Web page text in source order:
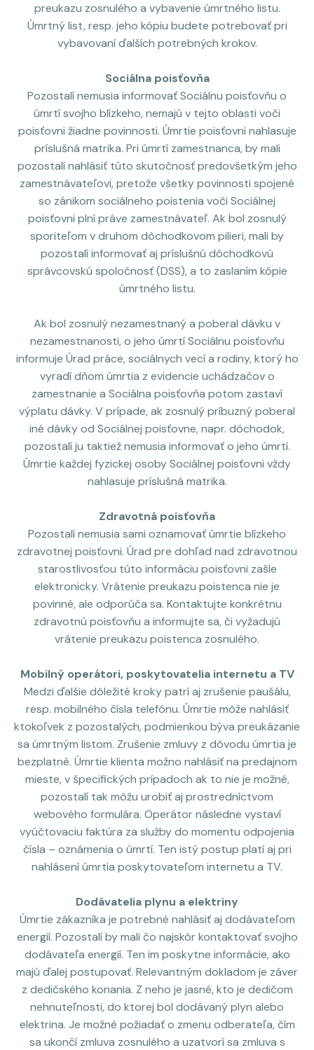
preukazu zosnulého a vybavenie úmrtného listu.
Úmrtný list, resp. jeho kópiu budete potrebovať pri
vybavovaní ďalších potrebných krokov.
Sociálna poisťovňa
Pozostalí nemusia informovať Sociálnu poisťovňu o
úmrtí svojho blízkeho, nemajú v tejto oblasti voči
poisťovni žiadne povinnosti. Úmrtie poisťovni nahlasuje
príslušná matrika. Pri úmrtí zamestnanca, by mali
pozostalí nahlásiť túto skutočnosť predovšetkým jeho
zamestnávateľovi, pretože všetky povinnosti spojené
so zánikom sociálneho poistenia voči Sociálnej
poisťovni plní práve zamestnávateľ. Ak bol zosnulý
sporiteľom v druhom dôchodkovom pilieri, mali by
pozostalí informovať aj príslušnú dôchodkovú
správcovskú spoločnosť (DSS), a to zaslaním kópie
úmrtného listu.
Ak bol zosnulý nezamestnaný a poberal dávku v
nezamestnanosti, o jeho úmrtí Sociálnu poisťovňu
informuje Úrad práce, sociálnych vecí a rodiny, ktorý ho
vyradí dňom úmrtia z evidencie uchádzačov o
zamestnanie a Sociálna poisťovňa potom zastaví
výplatu dávky. V prípade, ak zosnulý príbuzný poberal
iné dávky od Sociálnej poisťovne, napr. dôchodok,
pozostalí ju taktiež nemusia informovať o jeho úmrtí.
Úmrtie každej fyzickej osoby Sociálnej poisťovni vždy
nahlasuje príslušná matrika.
Zdravotná poisťovňa
Pozostalí nemusia sami oznamovať úmrtie blízkeho
zdravotnej poisťovni. Úrad pre dohľad nad zdravotnou
starostlivosťou túto informáciu poisťovni zašle
elektronicky. Vrátenie preukazu poistenca nie je
povinné, ale odporúča sa. Kontaktujte konkrétnu
zdravotnú poisťovňu a informujte sa, či vyžadujú
vrátenie preukazu poistenca zosnulého.
Mobilný operátori, poskytovatelia internetu a TV
Medzi ďalšie dôležité kroky patrí aj zrušenie paušálu,
resp. mobilného čísla telefónu. Úmrtie môže nahlásiť
ktokoľvek z pozostalých, podmienkou býva preukázanie
sa úmrtným listom. Zrušenie zmluvy z dôvodu úmrtia je
bezplatné. Úmrtie klienta možno nahlásiť na predajnom
mieste, v špecifických prípadoch ak to nie je možné,
pozostalí tak môžu urobiť aj prostredníctvom
webového formulára. Operátor následne vystaví
vyúčtovaciu faktúra za služby do momentu odpojenia
čísla – oznámenia o úmrtí. Ten istý postup platí aj pri
nahlásení úmrtia poskytovateľom internetu a TV.
Dodávatelia plynu a elektriny
Úmrtie zákazníka je potrebné nahlásiť aj dodávateľom
energií. Pozostalí by mali čo najskôr kontaktovať svojho
dodávateľa energií. Ten im poskytne informácie, ako
majú ďalej postupovať. Relevantným dokladom je záver
z dedičského konania. Z neho je jasné, kto je dedičom
nehnuteľnosti, do ktorej bol dodávaný plyn alebo
elektrina. Je možné požiadať o zmenu odberateľa, čím
sa ukončí zmluva zosnulého a uzatvorí sa zmluva s